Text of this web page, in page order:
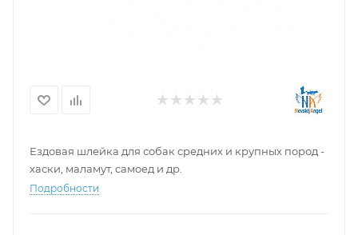
Ездовая шлейка для собак средних и крупных пород -
хаски, маламут, самоед и др.
Подробности